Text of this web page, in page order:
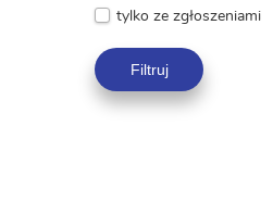
tylko ze zgłoszeniami
Filtruj